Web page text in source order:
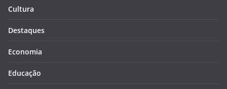
Cultura
Destaques
Economia
Educação